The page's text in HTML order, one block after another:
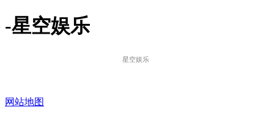
-星空娱乐
星空娱乐
网站地图